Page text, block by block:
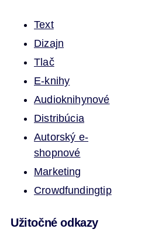
Text
Dizajn
Tlač
E-knihy
Audioknihynové
Distribúcia
Autorský e-
shopnové
Marketing
Crowdfundingtip
Užitočné odkazy